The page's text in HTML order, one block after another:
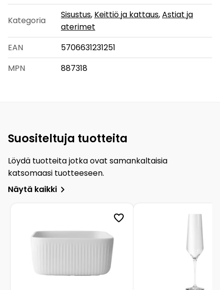
Kategoria
Sisustus, Keittiö ja kattaus,Astiat ja
aterimet
EAN
5706631231251
MPN
887318
Suositeltuja tuotteita
Löydä tuotteita jotka ovat samankaltaisia
katsomaasi tuotteeseen.
Näytä kaikki